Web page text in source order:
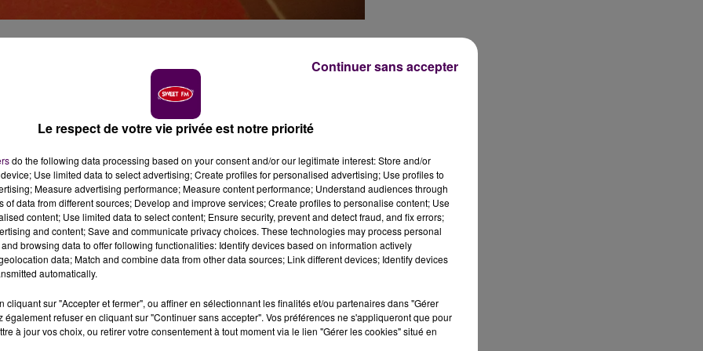
Glos-la-Ferrière : il y a moins de deux semaines, un
ornais. Tout le monde a été testé, et le verdict,
positifs chez les résidents, trois parmi le personnel.
la situation ne dégénère. Dans l’Orne,46 résidents et
de Glos-la-Ferrière, dès le 24 octobre. La veille,une
donc fallu agir, comme au printemps dernier. Même si à
et physiquement"explique Charlotte Frédéric, la
car et caravanes pour loger les soignants à
Le respect de votre vie privée est notre priorité
do the following data processing based on your consent and/or our legitimate interest: Store and/or
Use limited data to select advertising; Create profiles for personalised advertising; Use profiles to
Measure advertising performance; Measure content performance; Understand audiences through
of data from different sources; Develop and improve services; Create profiles to personalise content; Use
content; Use limited data to select content; Ensure security, prevent and detect fraud, and fix errors;
and content; Save and communicate privacy choices. These technologies may process personal
browsing data to offer following functionalities: Identify devices based on information actively
data; Match and combine data from other data sources; Link different devices; Identify devices
automatically.
cliquant sur "Accepter et fermer", ou affiner en sélectionnant les finalités et/ou partenaires dans "Gérer
également refuser en cliquant sur "Continuer sans accepter". Vos préférences ne s'appliqueront que pour
à jour vos choix, ou retirer votre consentement à tout moment via le lien "Gérer les cookies" situé en
Continuer sans accepter